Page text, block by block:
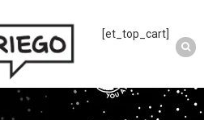
[et_top_cart]